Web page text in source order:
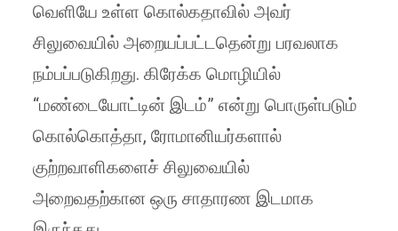
வெளியே உள்ள கொல்கதாவில் அவர்
சிலுவையில் அறையப்பட்டதென்று பரவலாக
நம்பப்படுகிறது. கிரேக்க மொழியில்
“மண்டையோட்டின் இடம்” என்று பொருள்படும்
கொல்கொத்தா, ரோமானியர்களால்
குற்றவாளிகளைச் சிலுவையில்
அறைவதற்கான ஒரு சாதாரண இடமாக